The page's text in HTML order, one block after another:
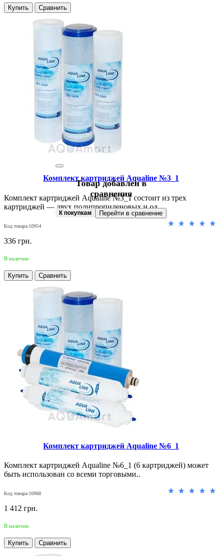
Купить Сравнить
Комплект картриджей Aqualine №3_1
Комплект картриджей Aqualine №3_1 состоит из трех
картриджей — двух полипропиленовых и од..
Код товара:10954
336 грн.
В наличии
Купить Сравнить
Комплект картриджей Aqualine №6_1
Комплект картриджей Aqualine №6_1 (6 картриджей) может
быть использован со всеми торговыми..
Код товара:10968
1 412 грн.
В наличии
Купить Сравнить
Товар добавлен в
сравнения
К покупкам Перейти в сравнение